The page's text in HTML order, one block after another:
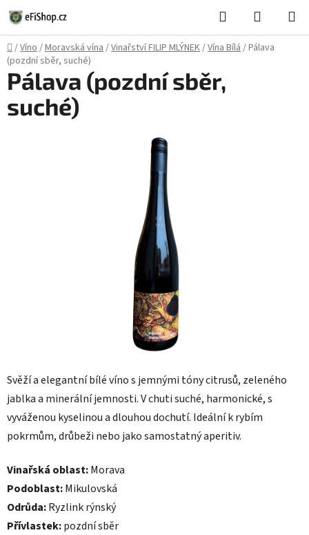
Přejít
na
obsah
Hledat
KOŠÍK
Domů
/Víno/Moravská vína/Vinařství FILIP MLÝNEK/Vína Bílá/Pálava
(pozdní sběr, suché)
Svěží a elegantní bílé víno s jemnými tóny citrusů, zeleného
jablka a minerální jemnosti. V chuti suché, harmonické, s
vyváženou kyselinou a dlouhou dochutí. Ideální k rybím
pokrmům, drůbeži nebo jako samostatný aperitiv.
Vinařská oblast:Morava
Podoblast:Mikulovská
Odrůda:Ryzlink rýnský
Přívlastek:pozdní sběr
Pálava (pozdní sběr,
suché)